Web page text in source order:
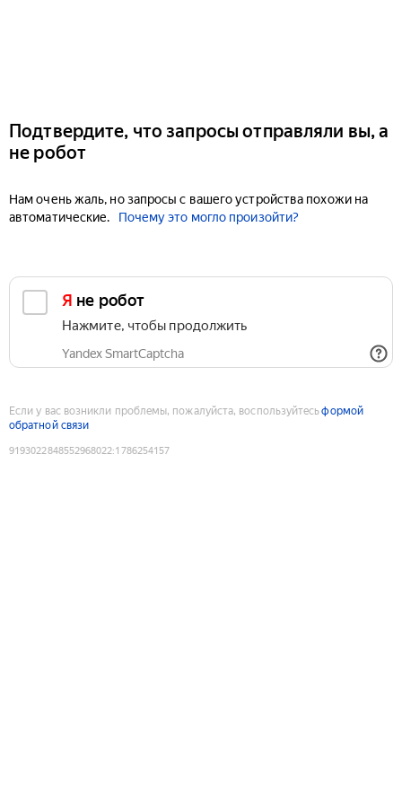
Подтвердите, что запросы отправляли вы, а
не робот
Нам очень жаль, но запросы с вашего устройства похожи на
автоматические.
Почему это могло произойти?
Я не робот
Нажмите, чтобы продолжить
Yandex SmartCaptcha
Если у вас возникли проблемы, пожалуйста, воспользуйтесьформой
обратной связи
9193022848552968022:1786254157